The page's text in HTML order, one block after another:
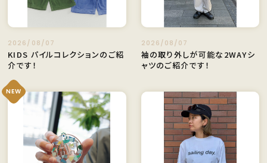
2026/08/07
KIDS パイルコレクションのご紹
介です！
2026/08/07
袖の取り外しが可能な2WAYシ
ャツのご紹介です！
NEW